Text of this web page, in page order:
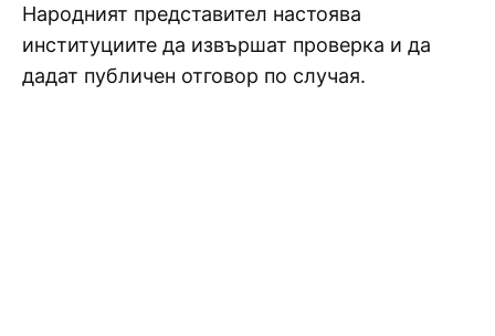
Народният представител настоява
институциите да извършат проверка и да
дадат публичен отговор по случая.